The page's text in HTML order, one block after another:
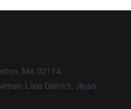
MA 02114
Lixia District, Jinan